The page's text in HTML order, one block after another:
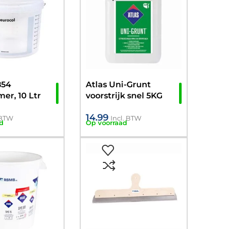
10 Ltr
Atlas Uni-Grunt
voorstrijk snel 5KG
14.99 Incl. BTW
Op voorraad